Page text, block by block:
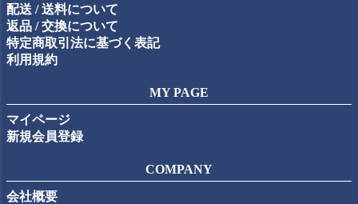
配送 / 送料について
返品 / 交換について
特定商取引法に基づく表記
利用規約
MY PAGE
マイページ
新規会員登録
COMPANY
会社概要